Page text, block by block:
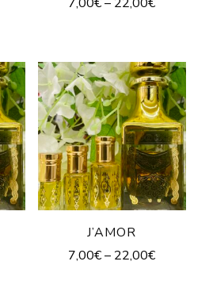
J’AMOR
7,00€– 22,00€